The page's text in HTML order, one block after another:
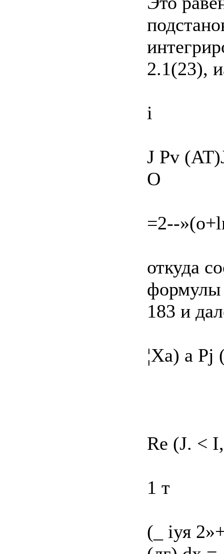
2.1(23),
і
J Pv
О
=2--
откуда
формулы
183 и
¦Xа) a Pj
Re (J. <
1 т
(_ іуя